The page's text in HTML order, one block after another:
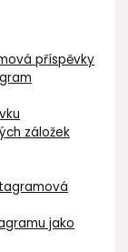
příspěvky
záložek
jako